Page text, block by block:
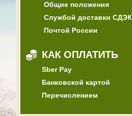
Общие положения
Службой доставки СДЭК
Почтой России
КАК ОПЛАТИТЬ
Sber Pay
Банковской картой
Перечислением